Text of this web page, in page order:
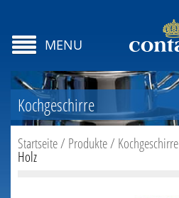
MENU
Kochgeschirre
Startseite/ Produkte/ Kochgeschirre
Holz